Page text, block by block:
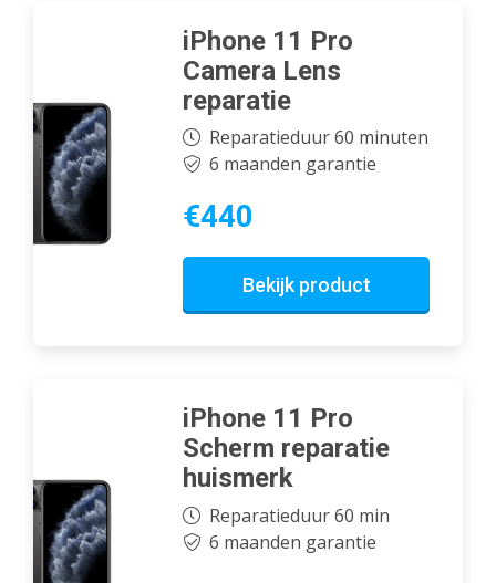
iPhone 11 Pro
Camera Lens
reparatie
Reparatieduur 60 minuten
6 maanden garantie
€440
Bekijk product
iPhone 11 Pro
Scherm reparatie
huismerk
Reparatieduur 60 min
6 maanden garantie